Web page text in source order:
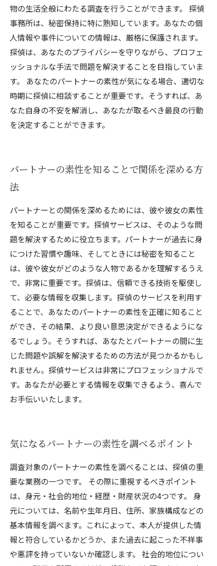
物の生活全般にわたる調査を行うことができます。 探偵
事務所は、秘密保持に特に熟知しています。あなたの個
人情報や事件についての情報は、厳格に保護されます。
探偵は、あなたのプライバシーを守りながら、プロフェ
ッショナルな手法で問題を解決することを目指していま
す。 あなたのパートナーの素性が気になる場合、適切な
時期に探偵に相談することが重要です。そうすれば、あ
なた自身の不安を解消し、あなたが取るべき最良の行動
を決定することができます。
パートナーの素性を知ることで関係を深める方
法
パートナーとの関係を深めるためには、彼や彼女の素性
を知ることが重要です。探偵サービスは、そのような問
題を解決するために役立ちます。パートナーが過去に身
につけた習慣や趣味、そしてときには秘密を知ること
は、彼や彼女がどのような人物であるかを理解するうえ
で、非常に重要です。探偵は、信頼できる技術を駆使し
て、必要な情報を収集します。探偵のサービスを利用す
ることで、あなたのパートナーの素性を正確に知ること
ができ、その結果、より良い意思決定ができるようにな
るでしょう。そうすれば、あなたとパートナーの間に生
じた問題や誤解を解決するための方法が見つかるかもし
れません。探偵サービスは非常にプロフェッショナルで
す。あなたが必要とする情報を収集できるよう、喜んで
お手伝いいたします。
気になるパートナーの素性を調べるポイント
調査対象のパートナーの素性を調べることは、探偵の重
要な業務の一つです。 その際に重視するべきポイント
は、身元・社会的地位・経歴・財産状況の4つです。 身
元については、名前や生年月日、住所、家族構成などの
基本情報を調べます。これによって、本人が提供した情
報と符合しているかどうか、また過去に起こった不祥事
や悪評を持っていないか確認します。 社会的地位につい